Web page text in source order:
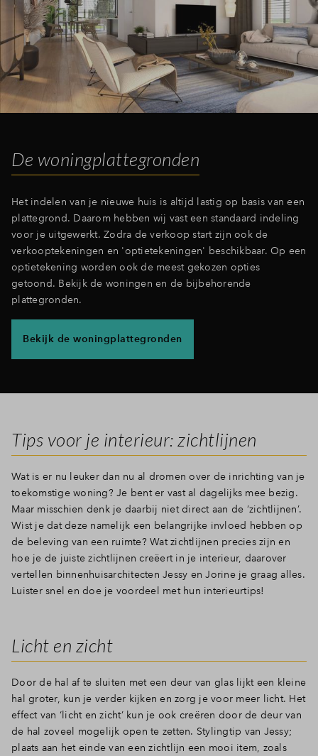
Inloggen
De woningplattegronden
Het indelen van je nieuwe huis is altijd lastig op basis van een
plattegrond. Daarom hebben wij vast een standaard indeling
voor je uitgewerkt. Zodra de verkoop start zijn ook de
verkooptekeningen en 'optietekeningen' beschikbaar. Op een
optietekening worden ook de meest gekozen opties
getoond. Bekijk de woningen en de bijbehorende
plattegronden.
Bekijk de woningplattegronden
Tips voor je interieur: zichtlijnen
Wat is er nu leuker dan nu al dromen over de inrichting van je
toekomstige woning? Je bent er vast al dagelijks mee bezig.
Maar misschien denk je daarbij niet direct aan de ‘zichtlijnen’.
Wist je dat deze namelijk een belangrijke invloed hebben op
de beleving van een ruimte? Wat zichtlijnen precies zijn en
hoe je de juiste zichtlijnen creëert in je interieur, daarover
vertellen binnenhuisarchitecten Jessy en Jorine je graag alles.
Luister snel en doe je voordeel met hun interieurtips!
Licht en zicht
Door de hal af te sluiten met een deur van glas lijkt een kleine
hal groter, kun je verder kijken en zorg je voor meer licht. Het
effect van ‘licht en zicht’ kun je ook creëren door de deur van
de hal zoveel mogelijk open te zetten. Stylingtip van Jessy;
plaats aan het einde van een zichtlijn een mooi item, zoals